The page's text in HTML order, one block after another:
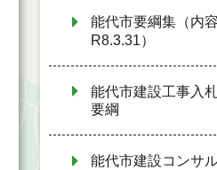
能代市要綱集（内
R8.3.31）
能代市建設工事入
要綱
能代市建設コンサ